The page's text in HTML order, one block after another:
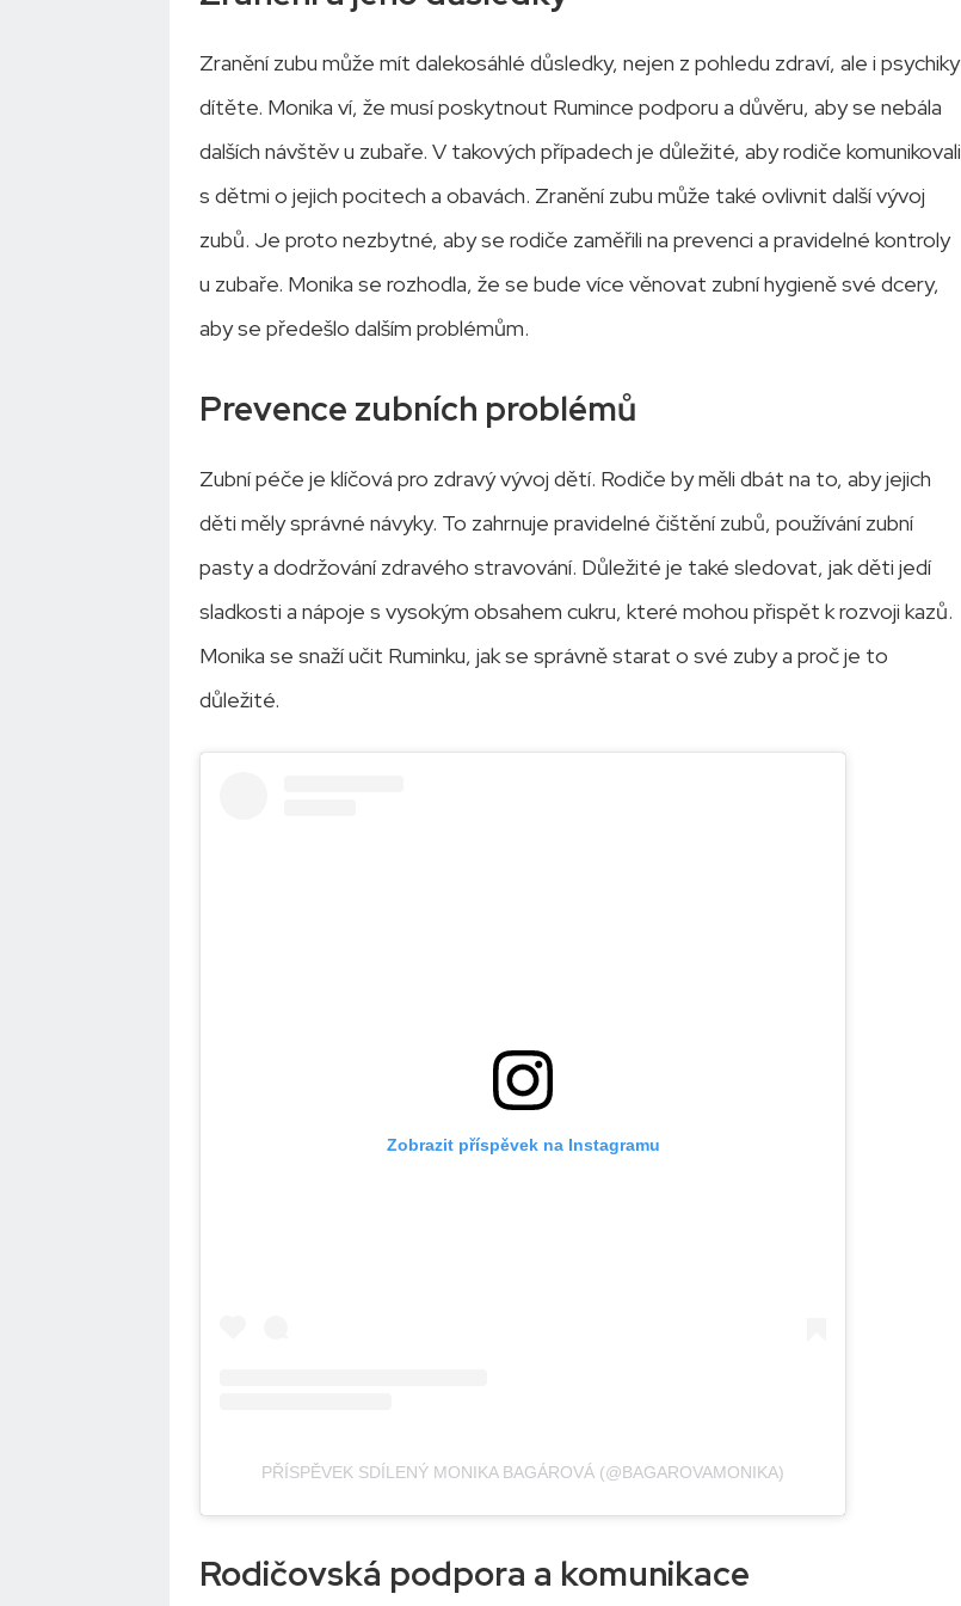
Zranění zubu může mít dalekosáhlé důsledky, nejen z pohledu zdraví, ale i psychiky
dítěte. Monika ví, že musí poskytnout Rumince podporu a důvěru, aby se nebála
dalších návštěv u zubaře. V takových případech je důležité, aby rodiče komunikovali
s dětmi o jejich pocitech a obavách. Zranění zubu může také ovlivnit další vývoj
zubů. Je proto nezbytné, aby se rodiče zaměřili na prevenci a pravidelné kontroly
u zubaře. Monika se rozhodla, že se bude více věnovat zubní hygieně své dcery,
aby se předešlo dalším problémům.
Prevence zubních problémů
Zubní péče je klíčová pro zdravý vývoj dětí. Rodiče by měli dbát na to, aby jejich
děti měly správné návyky. To zahrnuje pravidelné čištění zubů, používání zubní
pasty a dodržování zdravého stravování. Důležité je také sledovat, jak děti jedí
sladkosti a nápoje s vysokým obsahem cukru, které mohou přispět k rozvoji kazů.
Monika se snaží učit Ruminku, jak se správně starat o své zuby a proč je to
důležité.
Zobrazit příspěvek na Instagramu
PŘÍSPĚVEK SDÍLENÝ MONIKA BAGÁROVÁ (@BAGAROVAMONIKA)
Rodičovská podpora a komunikace